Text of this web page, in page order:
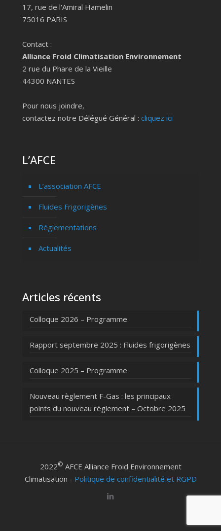
17, rue de l'Amiral Hamelin
75016 PARIS
Contact :
Alliance Froid Climatisation Environnement
2 rue du Phare de la Vieille
44300 NANTES
Pour nous joindre,
contactez notre Délégué Général : cliquez ici
L’AFCE
L’association AFCE
Fluides Frigorigènes
Réglementations
Actualités
Articles récents
Colloque 2026 – Programme
Rapport septembre 2025 : Fluides frigorigènes
Colloque 2025 – Programme
Nouveau règlement F-Gas : les principaux
points du nouveau règlement – Octobre 2025
2022© AFCE Alliance Froid Environnement
Climatisation - Politique de confidentialité et RGPD